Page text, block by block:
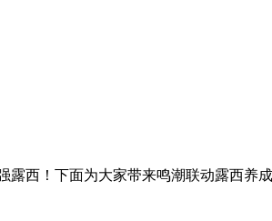
露西！下面为大家带来鸣潮联动露西养